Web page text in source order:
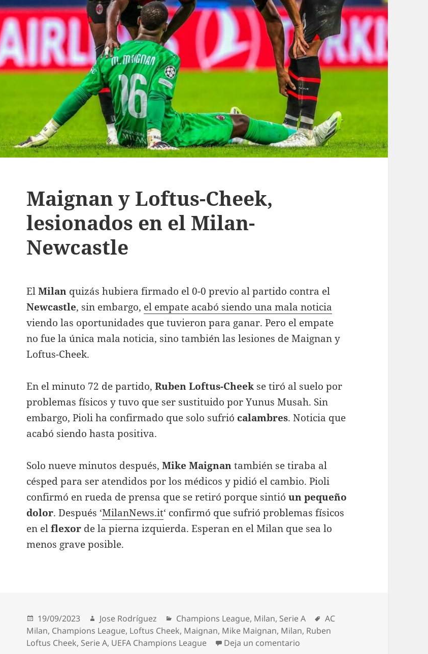
Maignan y Loftus-Cheek,
lesionados en el Milan-
Newcastle
ElMilan quizás hubiera firmado el 0-0 previo al partido contra el
Newcastle, sin embargo, el empate acabó siendo una mala noticia
viendo las oportunidades que tuvieron para ganar. Pero el empate
no fue la única mala noticia, sino también las lesiones de Maignan y
Loftus-Cheek.
En el minuto 72 de partido,Ruben Loftus-Cheek se tiró al suelo por
problemas físicos y tuvo que ser sustituido por Yunus Musah. Sin
embargo, Pioli ha confirmado que solo sufrió calambres. Noticia que
acabó siendo hasta positiva.
Solo nueve minutos después,Mike Maignantambién se tiraba al
césped para ser atendidos por los médicos y pidió el cambio. Pioli
confirmó en rueda de prensa que se retiró porque sintióun pequeño
dolor. Después ‘MilanNews.it‘ confirmó que sufrió problemas físicos
en elflexor de la pierna izquierda. Esperan en el Milan que sea lo
menos grave posible.
Publicado
el
19/09/2023 Autor
Jose Rodríguez Categorías
Champions League, Milan, Serie A Etiquetas
AC
Milan, Champions League, Loftus Cheek, Maignan, Mike Maignan, Milan, Ruben
Loftus Cheek, Serie A, UEFA Champions League Deja un comentario